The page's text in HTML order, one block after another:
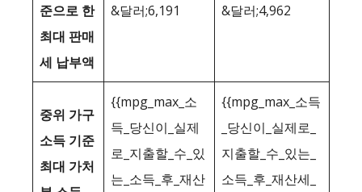
준으로 한
최대 판매
세 납부액
&달러;6,191 &달러;4,962
중위 가구
소득 기준
최대 가처
{{mpg_max_소
득_당신이_실제
로_지출할_수_있
는_소득_후_재산
{{mpg_max_소득
_당신이_실제로_
지출할_수_있는_
소득_후_재산세_